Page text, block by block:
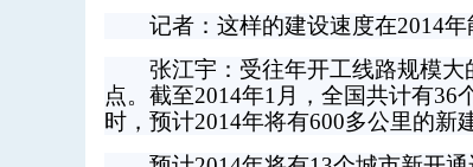
记者：这样的建设速度在2014年
张江宇：受往年开工线路规模大
点。截至2014年1月，全国共计有36
时，预计2014年将有600多公里的新